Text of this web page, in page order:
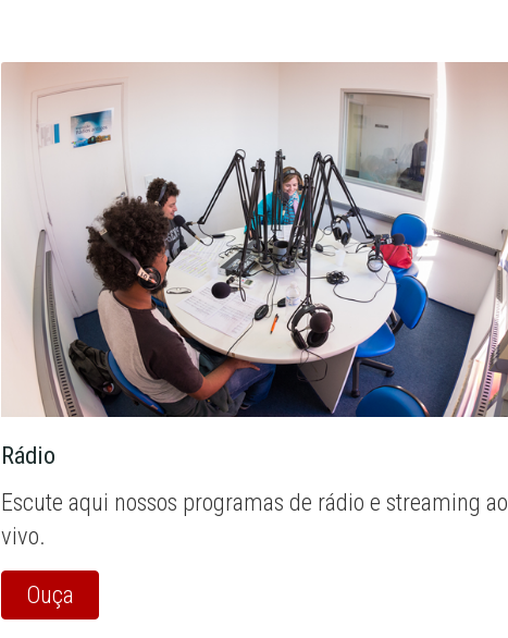
Rádio
Escute aqui nossos programas de rádio e streaming ao
vivo.
Ouça